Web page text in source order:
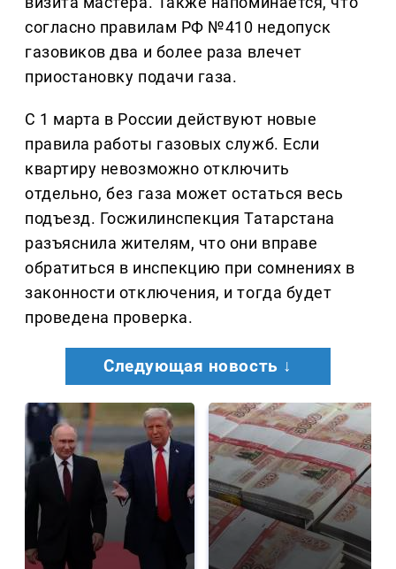
согласно правилам РФ №410 недопуск
газовиков два и более раза влечет
приостановку подачи газа.
С 1 марта в России действуют новые
правила работы газовых служб. Если
квартиру невозможно отключить
отдельно, без газа может остаться весь
подъезд. Госжилинспекция Татарстана
разъяснила жителям, что они вправе
обратиться в инспекцию при сомнениях в
законности отключения, и тогда будет
проведена проверка.
Следующая новость ↓